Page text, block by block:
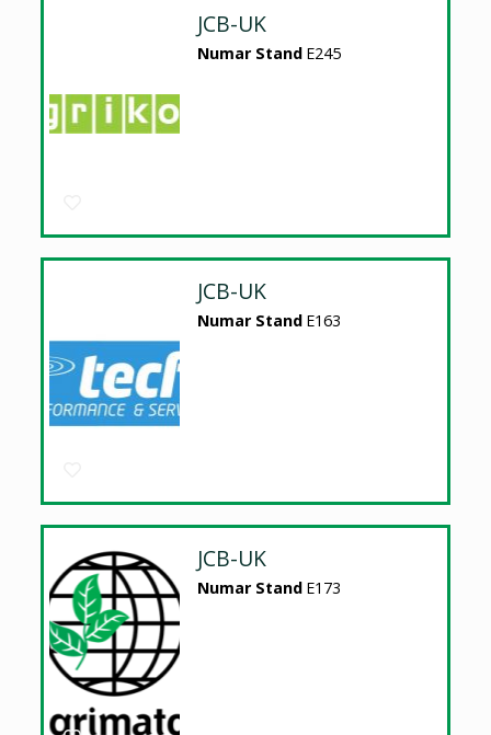
JCB-UK
Numar Stand E245
JCB-UK
Numar Stand E163
JCB-UK
Numar Stand E173